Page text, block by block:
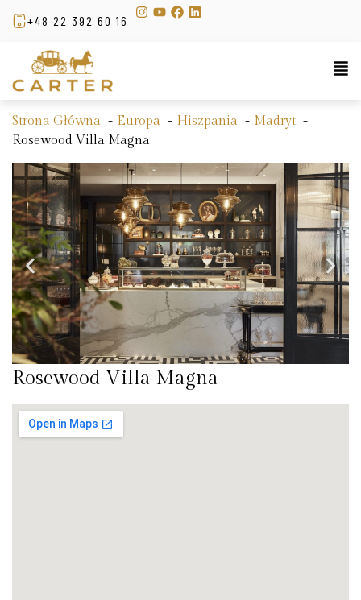
+48 22 392 60 16
Strona Główna Europa Hiszpania
Madryt
Rosewood Villa Magna
Rosewood Villa Magna